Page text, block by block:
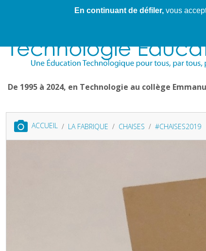
Cahier de textes patrickRICHARD Cahier de
De 1995 à 2024, en Technologie au collège
ACCUEIL LA FABRIQUE CHAISES #CHAISES2019
En continuant de défiler,vous